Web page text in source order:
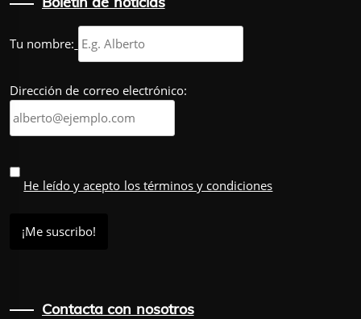
Tu nombre:
Dirección de correo electrónico:
He leído y acepto los términos y condiciones
Contacta con nosotros